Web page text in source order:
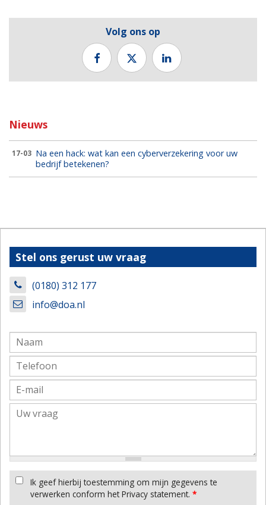
Volg ons op
Nieuws
17-03 Na een hack: wat kan een cyberverzekering voor uw
bedrijf betekenen?
Stel ons gerust uw vraag
(0180) 312 177
info@doa.nl
Ik geef hierbij toestemming om mijn gegevens te
verwerken conform het Privacy statement. *